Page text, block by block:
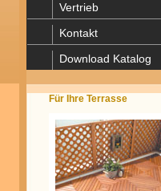
Vertrieb
Kontakt
Download Katalog
Für Ihre Terrasse